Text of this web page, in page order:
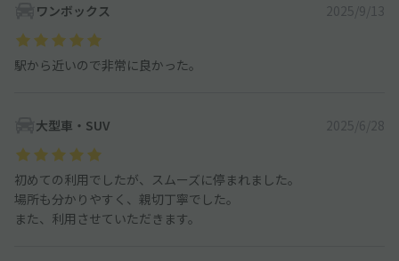
ワンボックス 2025/9/13
駅から近いので非常に良かった。
大型車・SUV 2025/6/28
初めての利用でしたが、スムーズに停まれました。
場所も分かりやすく、親切丁寧でした。
また、利用させていただきます。